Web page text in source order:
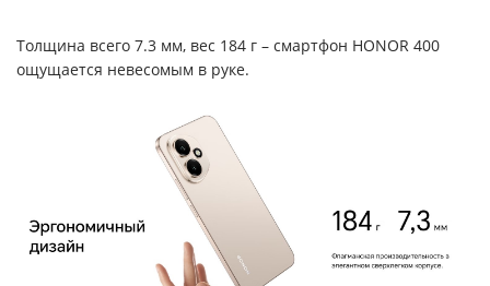
Толщина всего 7.3 мм, вес 184 г – смартфон HONOR 400
ощущается невесомым в руке.